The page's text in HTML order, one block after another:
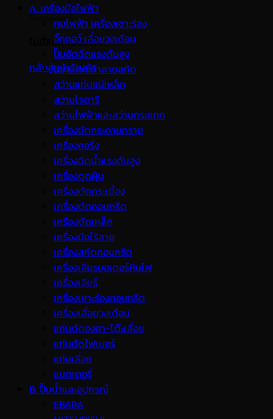
ไม่มีสินค้าในตะกร้า
กลับสู่หน้าร้านค้า
A. เครื่องมือไฟฟ้า
กบไฟฟ้า เครื่องเซาะร่อง
จิ๊กซอว์ เลื่อยวงเดือน
ปั๊มอัดฉีดแรงดันสูง
สว่านเจาะทำลายสกัด
สว่านแท่นแม่เหล็ก
สว่านโรตารี
สว่านไฟฟ้าและสว่านกระแทก
เครื่องขัดกระดาษทราย
เครื่องคอริ่ง
เครื่องฉีดน้ำแรงดันสูง
เครื่องดูดฝุ่น
เครื่องตัดกระเบื้อง
เครื่องตัดคอนกรีต
เครื่องตัดเหล็ก
เครื่องมือไร้สาย
เครื่องสกัดคอนกรีต
เครื่องเจียรมอเตอร์หินไฟ
เครื่องเจียร์
เครื่องเซาะร่องคอนกรีต
เครื่องเลื่อยวงเดือน
แท่นตัดองศา-โต๊ะเลื่อย
แท่นตัดไฟเบอร์
แท่นเลื่อย
แบตเตอรี่
B. ปั๊มน้ำและอุปกรณ์
EBARA